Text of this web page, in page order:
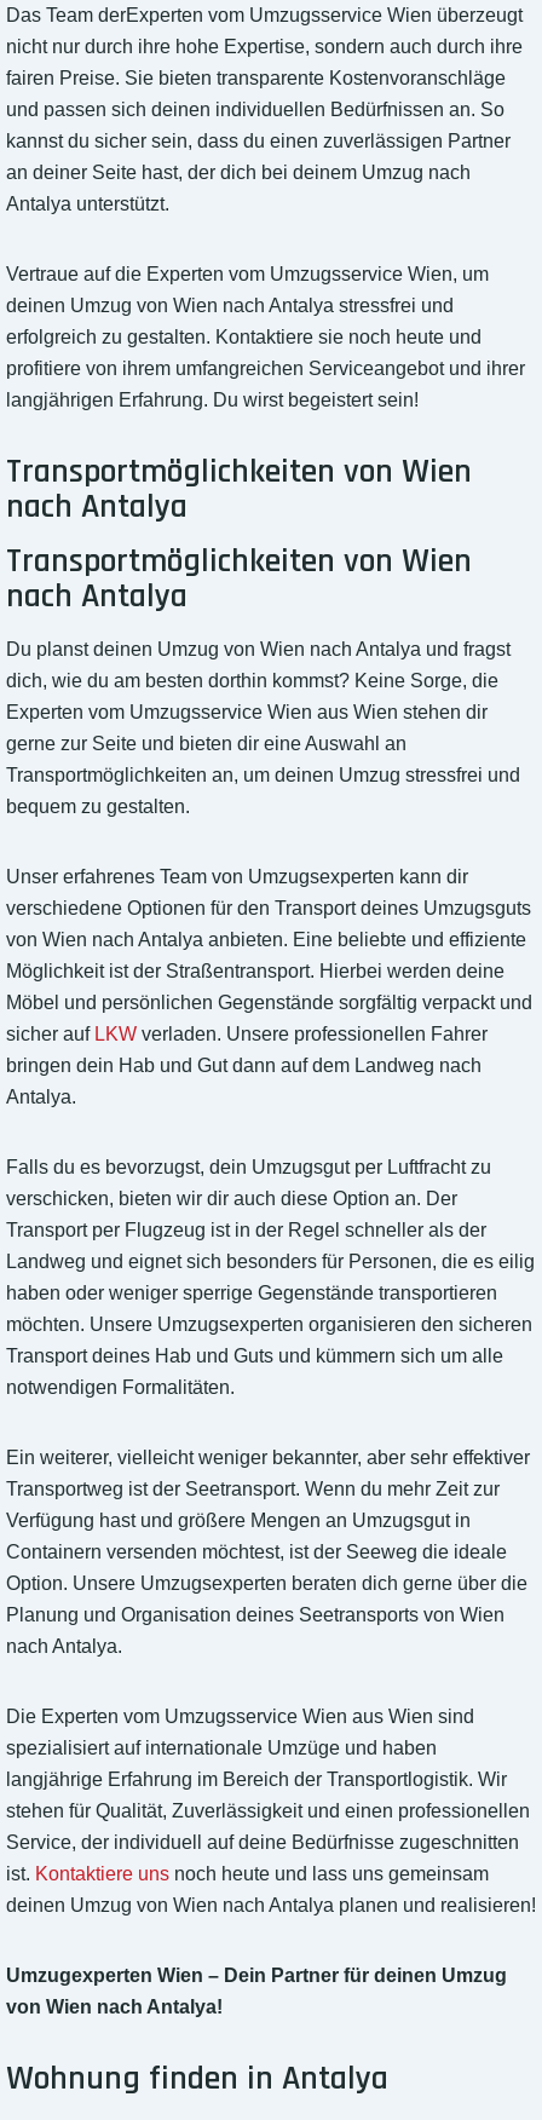
Das Team derExperten vom Umzugsservice Wien überzeugt
nicht nur durch ihre hohe Expertise, sondern auch durch ihre
fairen Preise. Sie bieten transparente Kostenvoranschläge
und passen sich deinen individuellen Bedürfnissen an. So
kannst du sicher sein, dass du einen zuverlässigen Partner
an deiner Seite hast, der dich bei deinem Umzug nach
Antalya unterstützt.
Vertraue auf die Experten vom Umzugsservice Wien, um
deinen Umzug von Wien nach Antalya stressfrei und
erfolgreich zu gestalten. Kontaktiere sie noch heute und
profitiere von ihrem umfangreichen Serviceangebot und ihrer
langjährigen Erfahrung. Du wirst begeistert sein!
Transportmöglichkeiten von Wien
nach Antalya
Transportmöglichkeiten von Wien
nach Antalya
Du planst deinen Umzug von Wien nach Antalya und fragst
dich, wie du am besten dorthin kommst? Keine Sorge, die
Experten vom Umzugsservice Wien aus Wien stehen dir
gerne zur Seite und bieten dir eine Auswahl an
Transportmöglichkeiten an, um deinen Umzug stressfrei und
bequem zu gestalten.
Unser erfahrenes Team von Umzugsexperten kann dir
verschiedene Optionen für den Transport deines Umzugsguts
von Wien nach Antalya anbieten. Eine beliebte und effiziente
Möglichkeit ist der Straßentransport. Hierbei werden deine
Möbel und persönlichen Gegenstände sorgfältig verpackt und
sicher auf LKW verladen. Unsere professionellen Fahrer
bringen dein Hab und Gut dann auf dem Landweg nach
Antalya.
Falls du es bevorzugst, dein Umzugsgut per Luftfracht zu
verschicken, bieten wir dir auch diese Option an. Der
Transport per Flugzeug ist in der Regel schneller als der
Landweg und eignet sich besonders für Personen, die es eilig
haben oder weniger sperrige Gegenstände transportieren
möchten. Unsere Umzugsexperten organisieren den sicheren
Transport deines Hab und Guts und kümmern sich um alle
notwendigen Formalitäten.
Ein weiterer, vielleicht weniger bekannter, aber sehr effektiver
Transportweg ist der Seetransport. Wenn du mehr Zeit zur
Verfügung hast und größere Mengen an Umzugsgut in
Containern versenden möchtest, ist der Seeweg die ideale
Option. Unsere Umzugsexperten beraten dich gerne über die
Planung und Organisation deines Seetransports von Wien
nach Antalya.
Die Experten vom Umzugsservice Wien aus Wien sind
spezialisiert auf internationale Umzüge und haben
langjährige Erfahrung im Bereich der Transportlogistik. Wir
stehen für Qualität, Zuverlässigkeit und einen professionellen
Service, der individuell auf deine Bedürfnisse zugeschnitten
ist. Kontaktiere uns noch heute und lass uns gemeinsam
deinen Umzug von Wien nach Antalya planen und realisieren!
Umzugexperten Wien – Dein Partner für deinen Umzug
von Wien nach Antalya!
Wohnung finden in Antalya